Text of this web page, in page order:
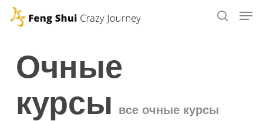
Skip
contentОчные
курсы
все очные курсы